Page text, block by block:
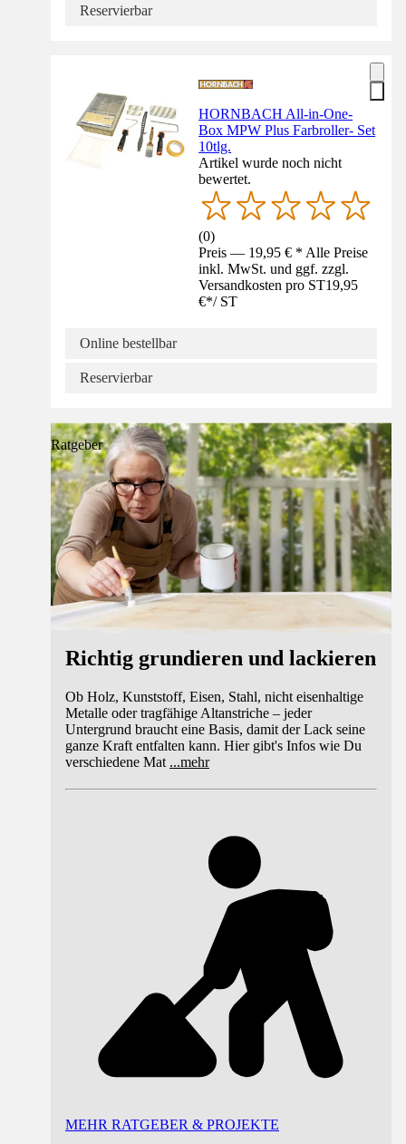
Reservierbar
HORNBACH All-in-One-
Box MPW Plus Farbroller- Set
10tlg.
Artikel wurde noch nicht
bewertet.
(0)
Preis — 19,95 € * Alle Preise
inkl. MwSt. und ggf. zzgl.
Versandkosten pro ST19,95
€*/ ST
Online bestellbar
Reservierbar
Ratgeber
Richtig grundieren und lackieren
Ob Holz, Kunststoff, Eisen, Stahl, nicht eisenhaltige
Metalle oder tragfähige Altanstriche – jeder
Untergrund braucht eine Basis, damit der Lack seine
ganze Kraft entfalten kann. Hier gibt's Infos wie Du
verschiedene Mat ...mehr
MEHR RATGEBER & PROJEKTE